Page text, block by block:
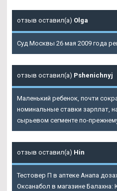
отзыв оставил(а) Olga
Суд Москвы 26 мая 2009 года
отзыв оставил(а) Pshenichnyj
Маленький ребенок, почти
номинальные ставки зарплат,
сырьевом сегменте по-
отзыв оставил(а) Hin
Тестовер П в аптеке Анапа
Оксанабол в магазине Балахна: